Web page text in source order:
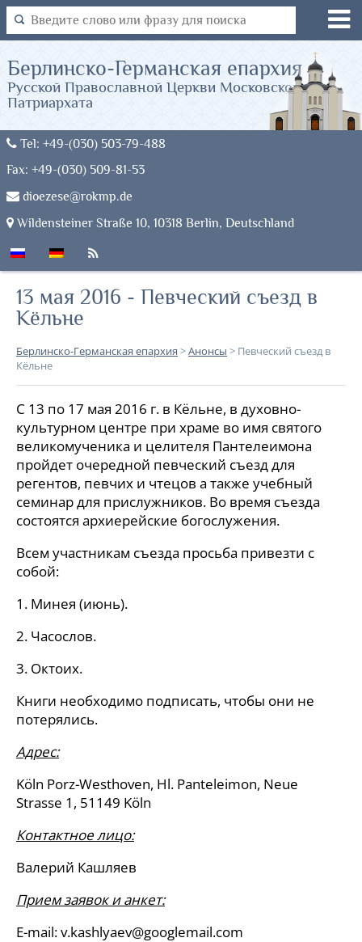
Tel: +49-(030) 503-79-488
Fax: +49-(030) 509-81-53
dioezese@rokmp.de
Wildensteiner Straße 10, 10318 Berlin, Deutschland
Берлинско-Германская епархия
Русской Православной Церкви Московского
Патриархата
13 мая 2016 - Певческий съезд в
Кёльне
Берлинско-Германская епархия >Анонсы > Певческий съезд в
Кёльне
С 13 по 17 мая 2016 г. в Кёльне, в духовно-
культурном центре при храме во имя святого
великомученика и целителя Пантелеимона
пройдет очередной певческий съезд для
регентов, певчих и чтецов а также учебный
семинар для прислужников. Во время съезда
состоятся архиерейские богослужения.
Всем участникам съезда просьба привезти с
собой:
1. Минея (июнь).
2. Часослов.
3. Октоих.
Книги необходимо подписать, чтобы они не
потерялись.
Адрес:
Köln Porz-Westhoven, Hl. Panteleimon, Neue
Strasse 1, 51149 Köln
Контактное лицо:
Валерий Кашляев
Прием заявок и анкет:
E-mail: v.kashlyaev@googlemail.com